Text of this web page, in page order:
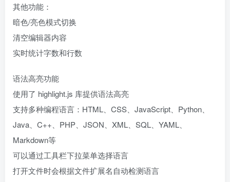
其他功能：
暗色/亮色模式切换
清空编辑器内容
实时统计字数和行数
语法高亮功能
使用了 highlight.js 库提供语法高亮
支持多种编程语言：HTML、CSS、JavaScript、Python、
Java、C++、PHP、JSON、XML、SQL、YAML、
Markdown等
可以通过工具栏下拉菜单选择语言
打开文件时会根据文件扩展名自动检测语言